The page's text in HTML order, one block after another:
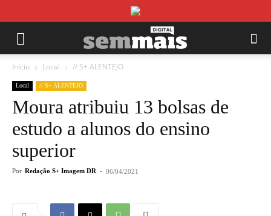
Início Local // S+ ALENTEJO
Local // S+ ALENTEJO
Moura atribuiu 13 bolsas de
estudo a alunos do ensino
superior
Por Redação S+ Imagem DR - 06/04/2021